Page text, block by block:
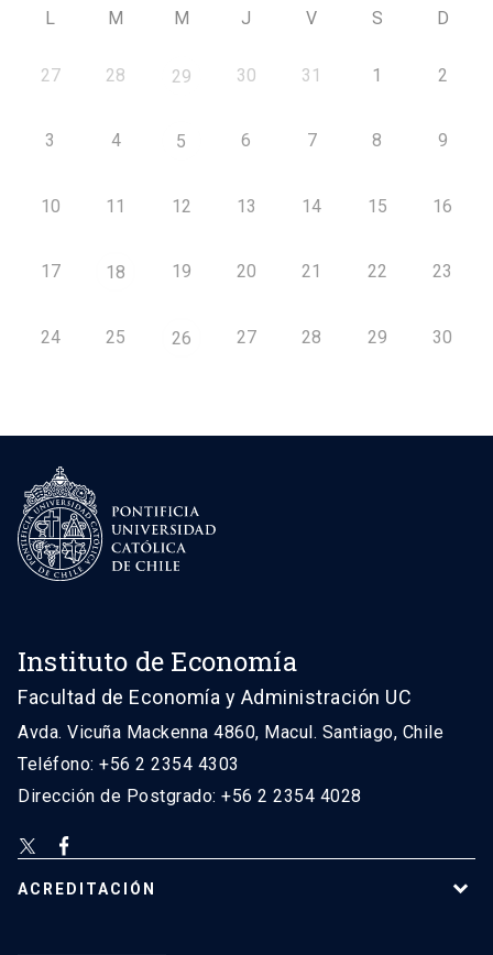
L M M J V S D
27 28 29 30 31 1 2
3 4 5 6 7 8 9
10 11 12 13 14 15 16
17 18 19 20 21 22 23
24 25 26 27 28 29 30
Instituto de Economía
Facultad de Economía y Administración UC
Avda. Vicuña Mackenna 4860, Macul. Santiago, Chile
Teléfono: +56 2 2354 4303
Dirección de Postgrado: +56 2 2354 4028
ACREDITACIÓN